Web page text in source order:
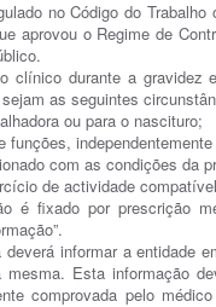
no Código do
aprovou o Regime de
durante a gravidez
as seguintes
ou para o nascituro;
com as condições da
de actividade
é fixado por prescrição
informar a entidade
Esta informação
comprovada pelo